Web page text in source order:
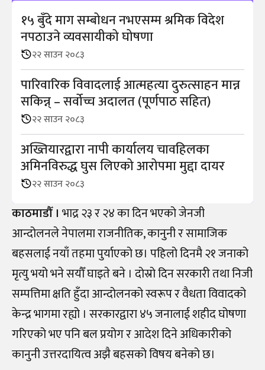
१५ बुँदे माग सम्बोधन नभएसम्म श्रमिक विदेश
नपठाउने व्यवसायीको घोषणा
२२ साउन २०८३
पारिवारिक विवादलाई आत्महत्या दुरुत्साहन मान्न
सकिन्न् – सर्वोच्च अदालत (पूर्णपाठ सहित)
२२ साउन २०८३
अख्तियारद्वारा नापी कार्यालय चावहिलका
अमिनविरुद्ध घुस लिएको आरोपमा मुद्दा दायर
२२ साउन २०८३
काठमाडौँ । भाद्र २३ र २४ का दिन भएको जेनजी
आन्दोलनले नेपालमा राजनीतिक, कानुनी र सामाजिक
बहसलाई नयाँ तहमा पुर्याएको छ। पहिलो दिनमै २१ जनाको
मृत्यु भयो भने सयौँ घाइते बने । दोस्रो दिन सरकारी तथा निजी
सम्पत्तिमा क्षति हुँदा आन्दोलनको स्वरूप र वैधता विवादको
केन्द्र भागमा रह्यो । सरकारद्वारा ४५ जनालाई शहीद घोषणा
गरिएको भए पनि बल प्रयोग र आदेश दिने अधिकारीको
कानुनी उत्तरदायित्व अझै बहसको विषय बनेको छ।